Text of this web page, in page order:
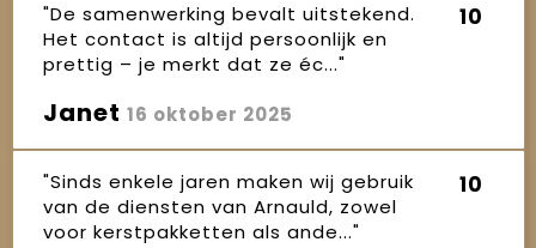
"De samenwerking bevalt uitstekend.
Het contact is altijd persoonlijk en
prettig – je merkt dat ze éc..."
10
Janet 16 oktober 2025
"Sinds enkele jaren maken wij gebruik
van de diensten van Arnauld, zowel
voor kerstpakketten als ande..."
10